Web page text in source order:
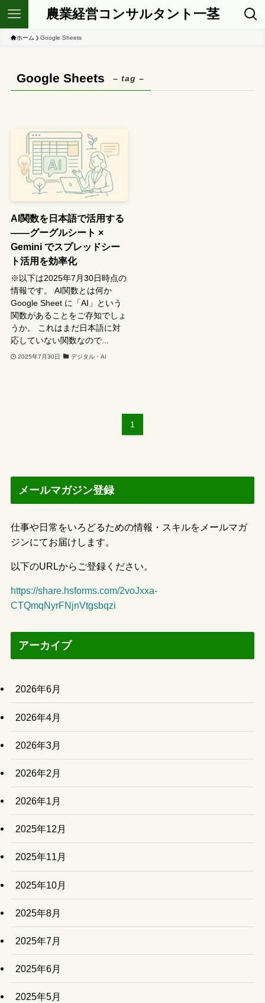
農業経営コンサルタント一茎
ホーム Google Sheets
Google Sheets – tag –
AI関数を日本語で活用する
――グーグルシート ×
Gemini でスプレッドシー
ト活用を効率化
※以下は2025年7月30日時点の
情報です。 AI関数とは何か
Google Sheet に「AI」という
関数があることをご存知でしょ
うか。 これはまだ日本語に対
応していない関数なので...
2025年7月30日 デジタル・AI
1
メールマガジン登録
仕事や日常をいろどるための情報・スキルをメールマガ
ジンにてお届けします。
以下のURLからご登録ください。
https://share.hsforms.com/2voJxxa-
CTQmqNyrFNjnVtgsbqzi
アーカイブ
2026年6月
2026年4月
2026年3月
2026年2月
2026年1月
2025年12月
2025年11月
2025年10月
2025年8月
2025年7月
2025年6月
2025年5月